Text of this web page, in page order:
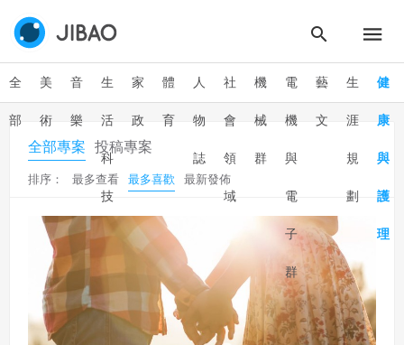
全
部
美
術
音
樂
生
活
科
技
家
政
體
育
人
物
誌
社
會
領
域
機
械
群
電
機
與
電
子
群
藝
文
生
涯
規
劃
健
康
與
護
理
全部專案 投稿專案
排序： 最多查看 最多喜歡 最新發佈